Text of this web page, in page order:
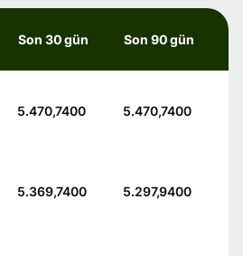
Son 30 gün Son 90 gün
5.470,7400 5.470,7400
5.369,7400 5.297,9400